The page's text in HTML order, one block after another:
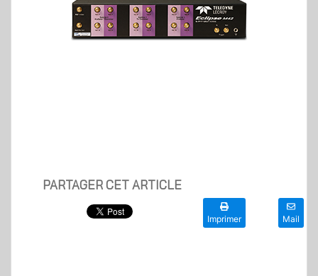
PARTAGER CET ARTICLE
Imprimer Mail